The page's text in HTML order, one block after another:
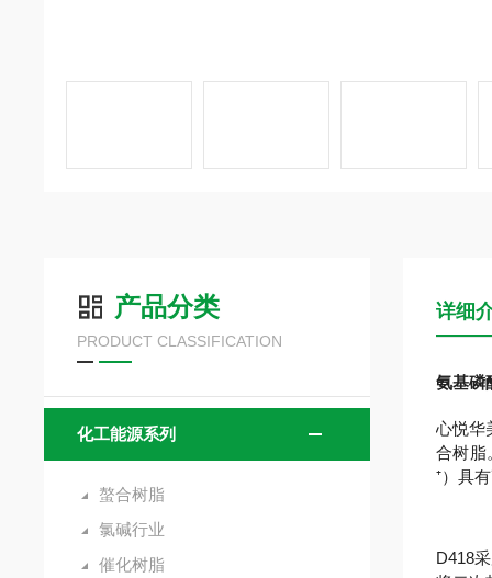
产品分类
PRODUCT CLASSIFICATION
化工能源系列
螯合树脂
氯碱行业
催化树脂
详细
氨基磷
心悦华
合树脂
⁺）具
D418